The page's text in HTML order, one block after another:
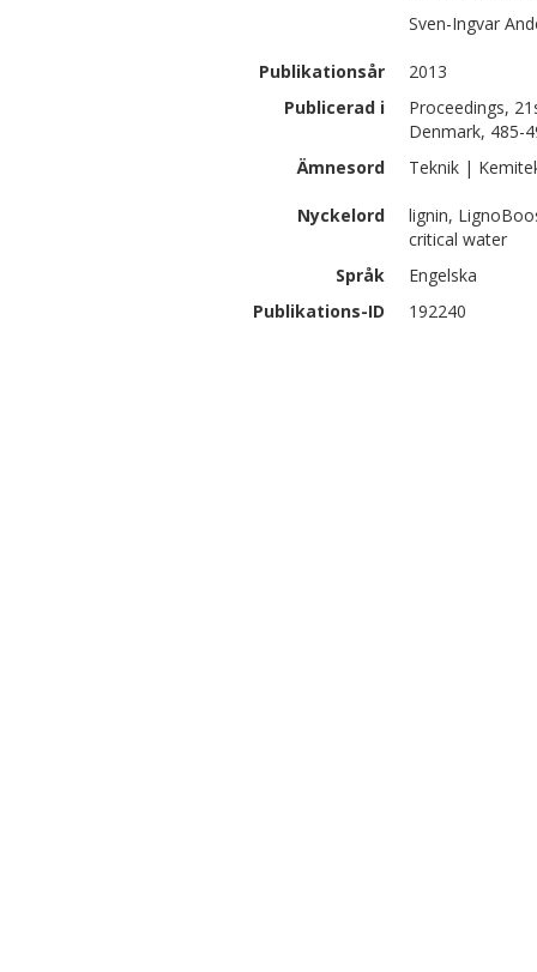
Sven-Ingvar
Publikationsår
2013
Publicerad i
Proceedings,
Denmark, 485-
Ämnesord
Teknik |
Nyckelord
lignin,
critical water
Språk
Engelska
Publikations-ID
192240